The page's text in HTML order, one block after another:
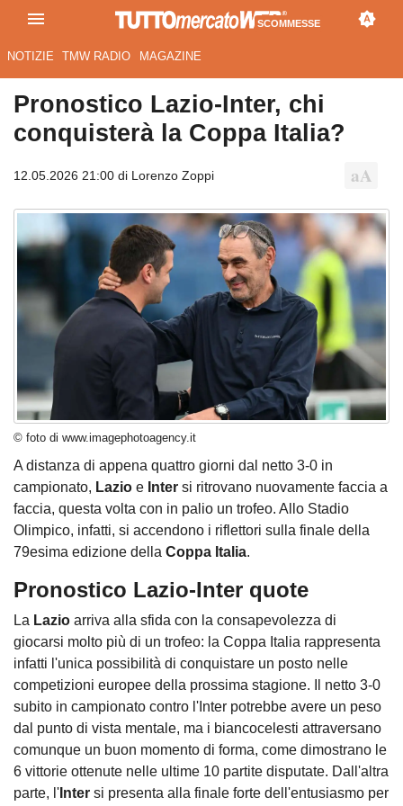
SCOMMESSE
NOTIZIE TMW RADIO MAGAZINE
Pronostico Lazio-Inter, chi
conquisterà la Coppa Italia?
12.05.2026 21:00 di Lorenzo Zoppi
© foto di www.imagephotoagency.it
A distanza di appena quattro giorni dal netto 3-0 in
campionato, Lazio e Inter si ritrovano nuovamente faccia a
faccia, questa volta con in palio un trofeo. Allo Stadio
Olimpico, infatti, si accendono i riflettori sulla finale della
79esima edizione della Coppa Italia.
Pronostico Lazio-Inter quote
La Lazio arriva alla sfida con la consapevolezza di
giocarsi molto più di un trofeo: la Coppa Italia rappresenta
infatti l'unica possibilità di conquistare un posto nelle
competizioni europee della prossima stagione. Il netto 3-0
subito in campionato contro l'Inter potrebbe avere un peso
dal punto di vista mentale, ma i biancocelesti attraversano
comunque un buon momento di forma, come dimostrano le
6 vittorie ottenute nelle ultime 10 partite disputate. Dall'altra
parte, l' Inter si presenta alla finale forte dell'entusiasmo per